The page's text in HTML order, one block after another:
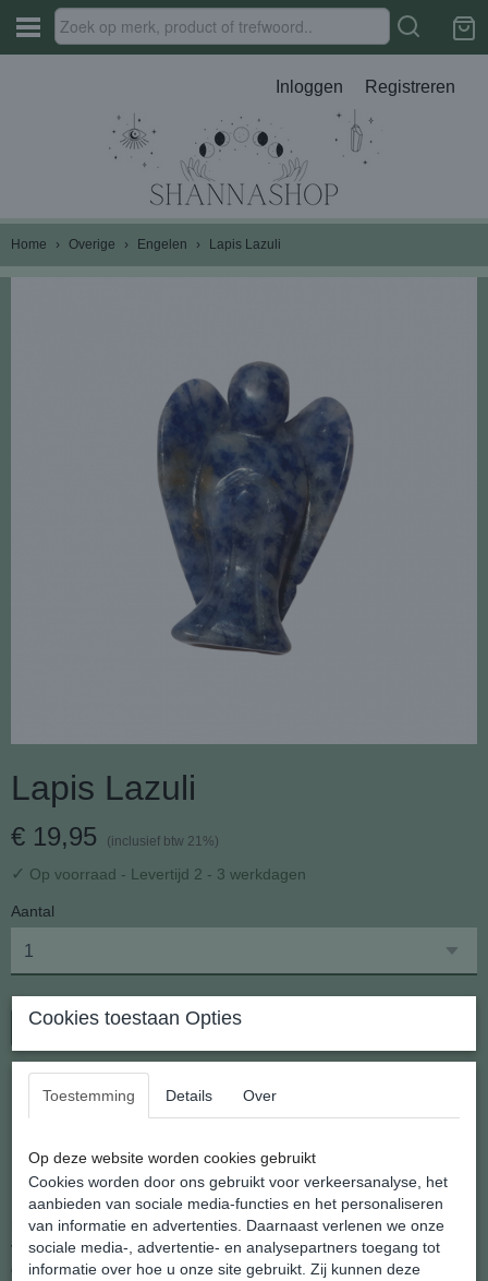
Inloggen Registreren
Home › Overige › Engelen › Lapis Lazuli
Lapis Lazuli
€ 19,95 (inclusief btw 21%)
✓ Op voorraad - Levertijd 2 - 3 werkdagen
Aantal
In winkelwagen
Leuk gesneden Engeltje van natuurlijk Lapis Lazuli
Een engel (Hebreeuws: מלאך; mal'ach, Arabisch: ملاك; malak,
Latijn: angelus, Oudgrieks: ἄγγελος; ángelos) is een
bovennatuurlijk, verstandelijk wezen, dat wordt teruggevonden in
verscheidene (vaak monotheïstische) religies. In het christendom,
de islam, het jodendom en zoroastrisme, treden engelen, als
Cookies toestaan Opties
Toestemming Details Over
Op deze website worden cookies gebruikt
Cookies worden door ons gebruikt voor verkeersanalyse, het
aanbieden van sociale media-functies en het personaliseren
van informatie en advertenties. Daarnaast verlenen we onze
sociale media-, advertentie- en analysepartners toegang tot
informatie over hoe u onze site gebruikt. Zij kunnen deze